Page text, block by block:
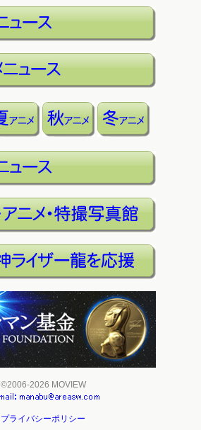
©2006-2026 MOVIEW
プライバシーポリシー